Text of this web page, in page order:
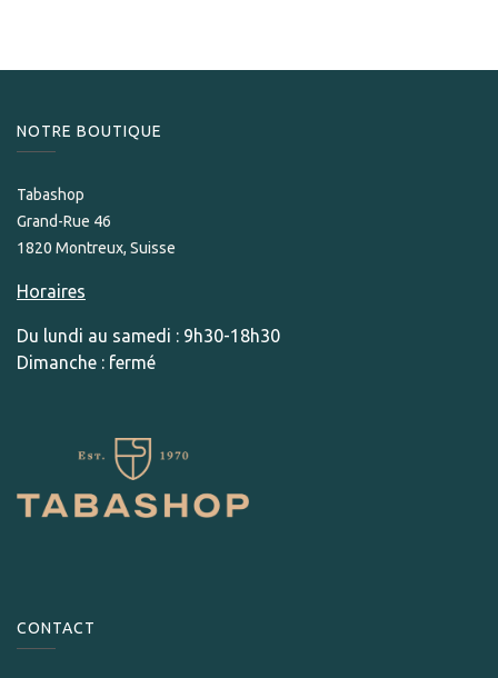
NOTRE BOUTIQUE
Tabashop
Grand-Rue 46
1820 Montreux, Suisse
Horaires
Du lundi au samedi : 9h30-18h30
Dimanche : fermé
CONTACT